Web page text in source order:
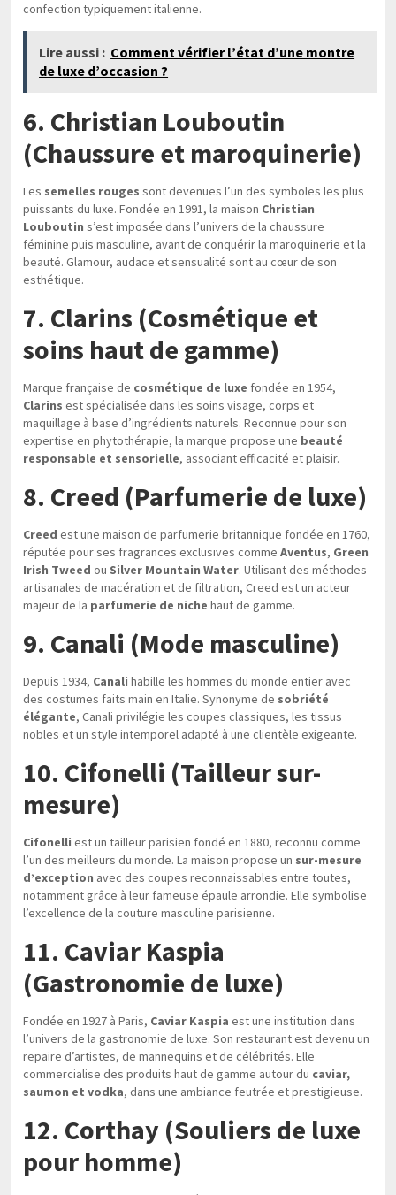
confection typiquement italienne.
Lire aussi : Comment vérifier l’état d’une montre
de luxe d’occasion ?
6. Christian Louboutin
(Chaussure et maroquinerie)
Les semelles rouges sont devenues l’un des symboles les plus
puissants du luxe. Fondée en 1991, la maison Christian
Louboutin s’est imposée dans l’univers de la chaussure
féminine puis masculine, avant de conquérir la maroquinerie et la
beauté. Glamour, audace et sensualité sont au cœur de son
esthétique.
7. Clarins (Cosmétique et
soins haut de gamme)
Marque française de cosmétique de luxe fondée en 1954,
Clarins est spécialisée dans les soins visage, corps et
maquillage à base d’ingrédients naturels. Reconnue pour son
expertise en phytothérapie, la marque propose une beauté
responsable et sensorielle, associant efficacité et plaisir.
8. Creed (Parfumerie de luxe)
Creed est une maison de parfumerie britannique fondée en 1760,
réputée pour ses fragrances exclusives commeAventus, Green
Irish Tweed ou Silver Mountain Water. Utilisant des méthodes
artisanales de macération et de filtration, Creed est un acteur
majeur de la parfumerie de niche haut de gamme.
9. Canali (Mode masculine)
Depuis 1934, Canali habille les hommes du monde entier avec
des costumes faits main en Italie. Synonyme de sobriété
élégante, Canali privilégie les coupes classiques, les tissus
nobles et un style intemporel adapté à une clientèle exigeante.
10. Cifonelli (Tailleur sur-
mesure)
Cifonelli est un tailleur parisien fondé en 1880, reconnu comme
l’un des meilleurs du monde. La maison propose un sur-mesure
d’exception avec des coupes reconnaissables entre toutes,
notamment grâce à leur fameuse épaule arrondie. Elle symbolise
l’excellence de la couture masculine parisienne.
11. Caviar Kaspia
(Gastronomie de luxe)
Fondée en 1927 à Paris, Caviar Kaspia est une institution dans
l’univers de la gastronomie de luxe. Son restaurant est devenu un
repaire d’artistes, de mannequins et de célébrités. Elle
commercialise des produits haut de gamme autour du caviar,
saumon et vodka, dans une ambiance feutrée et prestigieuse.
12. Corthay (Souliers de luxe
pour homme)